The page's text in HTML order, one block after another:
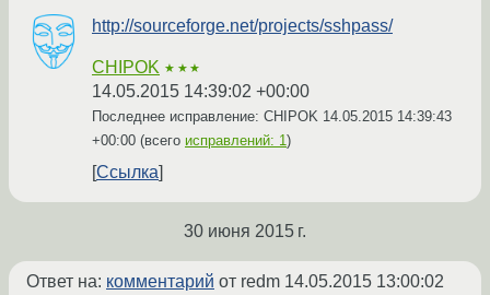
http://sourceforge.net/projects/sshpass/
CHIPOK ★★★
14.05.2015 14:39:02 +00:00
Последнее исправление: CHIPOK 14.05.2015 14:39:43
+00:00 (всего исправлений: 1)
Ссылка
30 июня 2015 г.
Ответ на: комментарий от redm 14.05.2015 13:00:02